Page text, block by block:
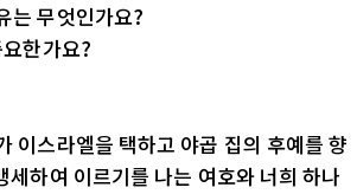
는 무엇인가요?
한가요?
이스라엘을 택하고 야곱 집의 후예를 향
하여 이르기를 나는 여호와 너희 하나